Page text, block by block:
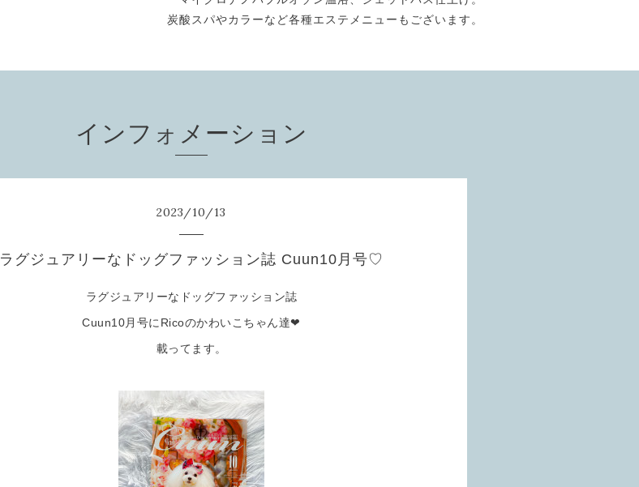
炭酸スパやカラーなど各種エステメニューもございます。
インフォメーション
2023/10/13
ラグジュアリーなドッグファッション誌 Cuun10月号♡
ラグジュアリーなドッグファッション誌
Cuun10月号にRicoのかわいこちゃん達❤
載ってます。